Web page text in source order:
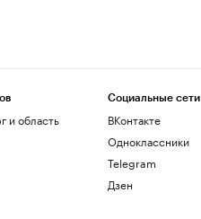
и область
Социальные сети
ВКонтакте
Одноклассники
Telegram
Дзен